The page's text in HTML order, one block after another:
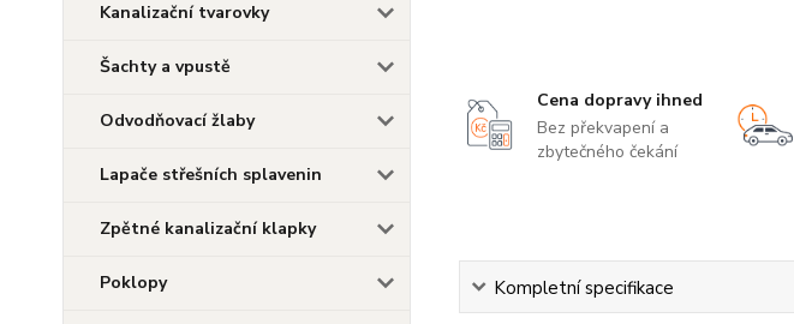
Kanalizační tvarovky
Šachty a vpustě
Odvodňovací žlaby
Lapače střešních splavenin
Zpětné kanalizační klapky
Poklopy
Cena dopravy ihned
Bez překvapení a
zbytečného čekání
Kompletní specifikace